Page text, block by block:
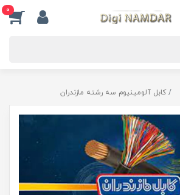
0
کابل آلومینیوم سه رشته مازندران